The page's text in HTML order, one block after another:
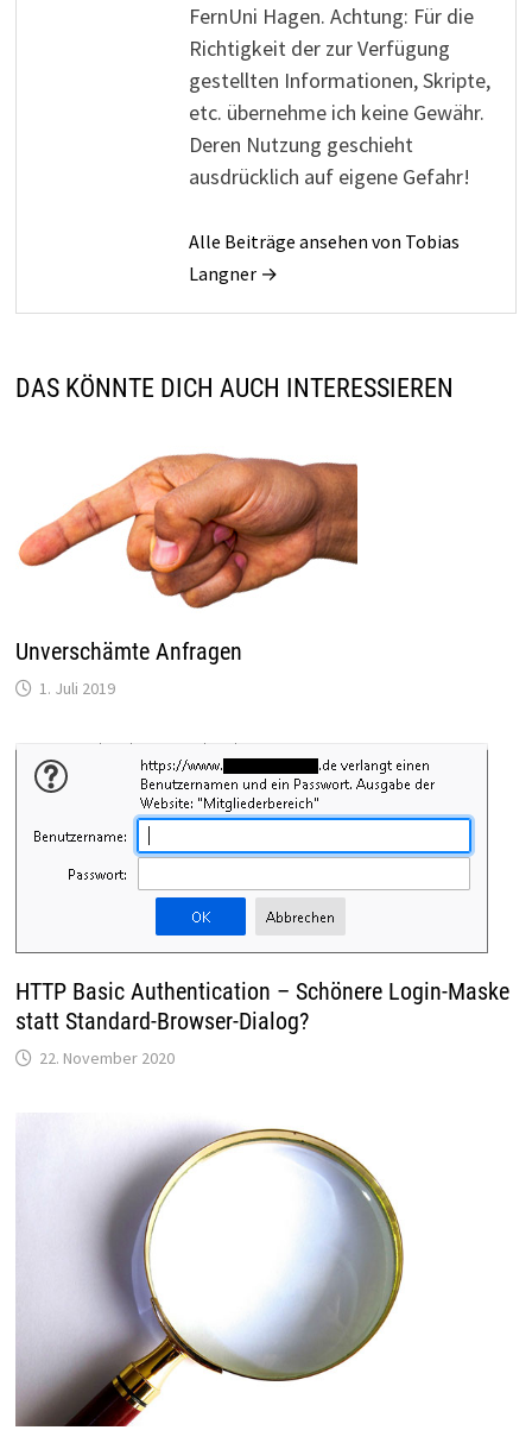
FernUni Hagen. Achtung: Für die
Richtigkeit der zur Verfügung
gestellten Informationen, Skripte,
etc. übernehme ich keine Gewähr.
Deren Nutzung geschieht
ausdrücklich auf eigene Gefahr!
Alle Beiträge ansehen von Tobias
Langner →
DAS KÖNNTE DICH AUCH INTERESSIEREN
Unverschämte Anfragen
1. Juli 2019
HTTP Basic Authentication – Schönere Login-Maske
statt Standard-Browser-Dialog?
22. November 2020